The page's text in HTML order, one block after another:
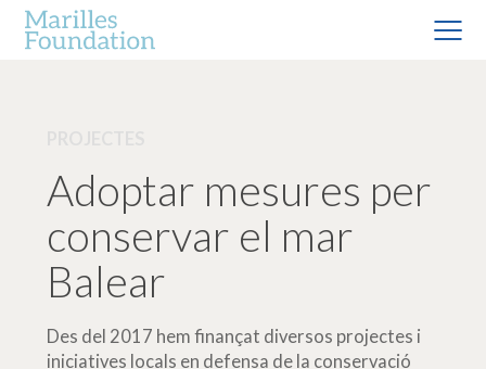
Adoptar mesures per
conservar el mar
Balear
Des del 2017 hem finançat diversos projectes i
iniciatives locals en defensa de la conservació